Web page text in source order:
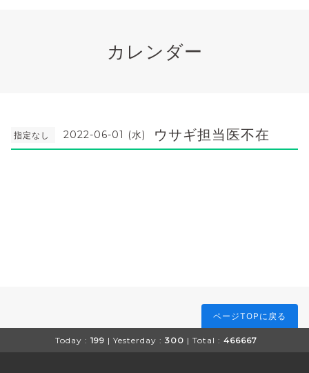
カレンダー
指定なし 2022-06-01 (水) ウサギ担当医不在
ページTOPに戻る
Today : 199 | Yesterday : 300 | Total : 466667